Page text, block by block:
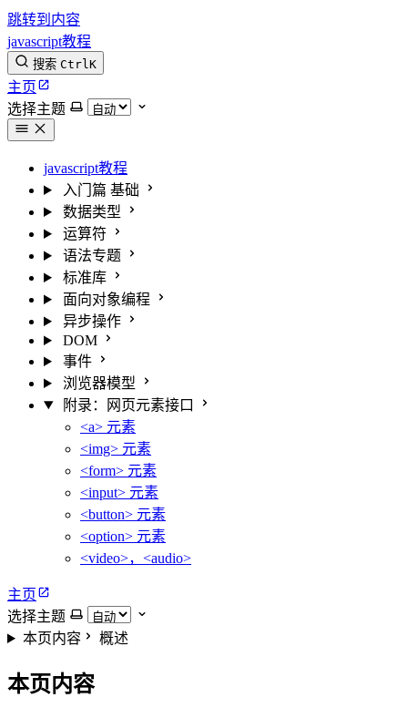
跳转到内容
javascript教程
搜索 CtrlK
主页
选择主题
javascript教程
入门篇 基础
数据类型
运算符
语法专题
标准库
面向对象编程
异步操作
DOM
事件
浏览器模型
附录：网页元素接口
<a> 元素
<img> 元素
<form> 元素
<input> 元素
<button> 元素
<option> 元素
<video>，<audio>
主页
选择主题
本页内容
概述
本页内容